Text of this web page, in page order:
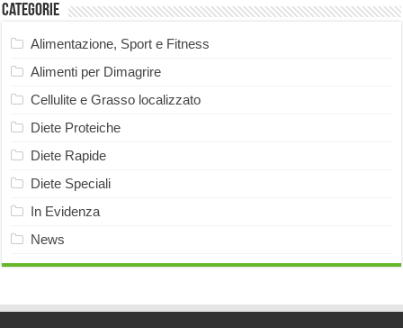
Categorie
Alimentazione, Sport e Fitness
Alimenti per Dimagrire
Cellulite e Grasso localizzato
Diete Proteiche
Diete Rapide
Diete Speciali
In Evidenza
News